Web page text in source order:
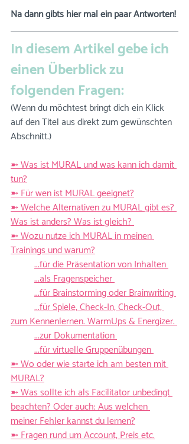
Na dann gibts hier mal ein paar Antworten!
In diesem Artikel gebe ich
einen Überblick zu
folgenden Fragen:
(Wenn du möchtest bringt dich ein Klick
auf den Titel aus direkt zum gewünschten
Abschnitt.)
➼ Was ist MURAL und was kann ich damit
tun?
➼ Für wen ist MURAL geeignet?
➼ Welche Alternativen zu MURAL gibt es?
Was ist anders? Was ist gleich?
➼ Wozu nutze ich MURAL in meinen
Trainings und warum?
...für die Präsentation von Inhalten
...als Fragenspeicher
...für Brainstorming oder Brainwriting
...für Spiele, Check-In, Check-Out,
zum Kennenlernen. WarmUps & Energizer.
...zur Dokumentation
...für virtuelle Gruppenübungen
➼ Wo oder wie starte ich am besten mit
MURAL?
➼ Was sollte ich als Facilitator unbedingt
beachten? Oder auch: Aus welchen
meiner Fehler kannst du lernen?
➼ Fragen rund um Account, Preis etc.